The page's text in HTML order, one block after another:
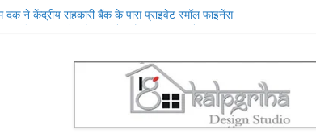
दक ने केंद्रीय सहकारी बैंक के पास प्राइवेट स्मॉल फाइनेंस
स्थान पर रहे सहकारी भंडार के पास कर्मचारियों को वेतन देने
से फाका काट रहे 31 कर्मचारी
योजना में गड़बड़ी की एक और एजेंसी ने शुरू की जांच
के शीश महल में रोजगार उत्सव और मीडिया मैनेजमेंट
समिति व्यवस्थापकों की मिलीभगत से फसल बीमा में